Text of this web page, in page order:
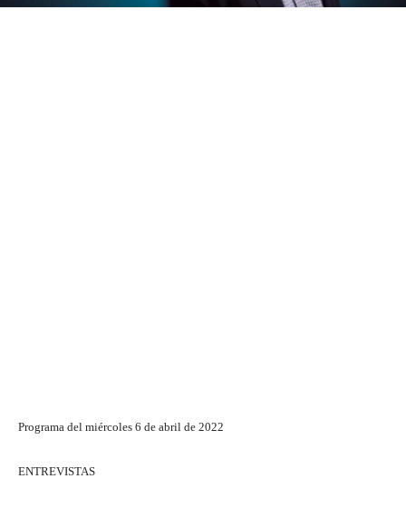
Programa del miércoles 6 de abril de 2022
ENTREVISTAS